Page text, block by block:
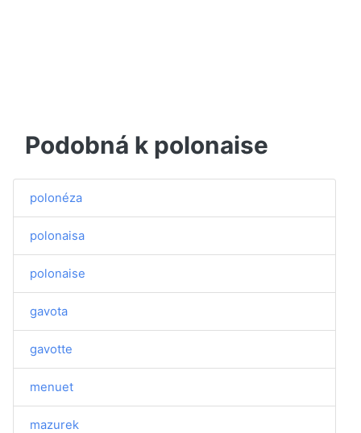
Podobná k polonaise
polonéza
polonaisa
polonaise
gavota
gavotte
menuet
mazurek